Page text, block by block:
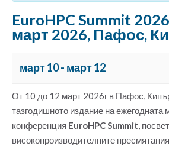
EuroHPC Summit
март 2026, Пафос,
март 10- март 12
От 10 до 12 март 2026г в Пафос,
тазгодишното издание на
конференция EuroHPC Summit,
високопроизводителните